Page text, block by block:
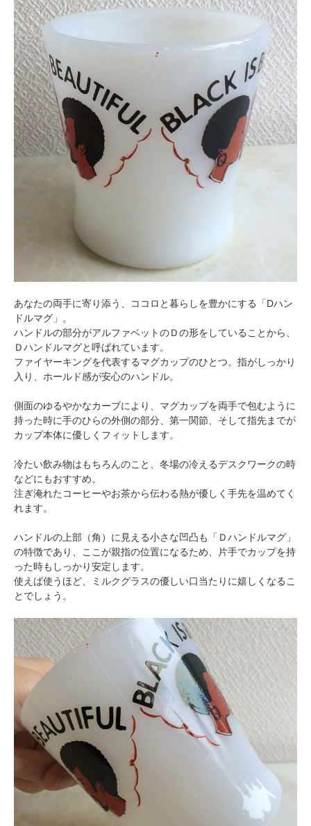
あなたの両手に寄り添う、ココロと暮らしを豊かにする「Dハン
ドルマグ」。
ハンドルの部分がアルファベットのＤの形をしていることから、
Ｄハンドルマグと呼ばれています。
ファイヤーキングを代表するマグカップのひとつ。指がしっかり
入り、ホールド感が安心のハンドル。
側面のゆるやかなカーブにより、マグカップを両手で包むように
持った時に手のひらの外側の部分、第一関節、そして指先までが
カップ本体に優しくフィットします。
冷たい飲み物はもちろんのこと、冬場の冷えるデスクワークの時
などにもおすすめ。
注ぎ淹れたコーヒーやお茶から伝わる熱が優しく手先を温めてく
れます。
ハンドルの上部（角）に見える小さな凹凸も「Ｄハンドルマグ」
の特徴であり、ここが親指の位置になるため、片手でカップを持
った時もしっかり安定します。
使えば使うほど、ミルクグラスの優しい口当たりに嬉しくなるこ
とでしょう。